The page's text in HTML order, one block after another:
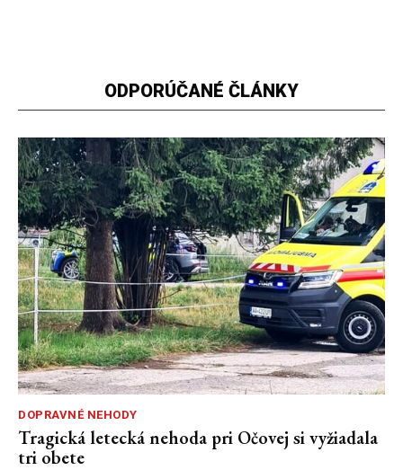
ODPORÚČANÉ ČLÁNKY
DOPRAVNÉ NEHODY
Tragická letecká nehoda pri Očovej si vyžiadala
tri obete